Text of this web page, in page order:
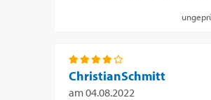
ChristianSchmitt
am04.08.2022